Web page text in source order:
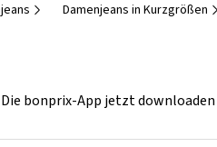
Damenjeans in Kurzgrößen
Die bonprix-App jetzt downloaden